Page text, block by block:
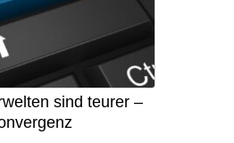
sind teurer –